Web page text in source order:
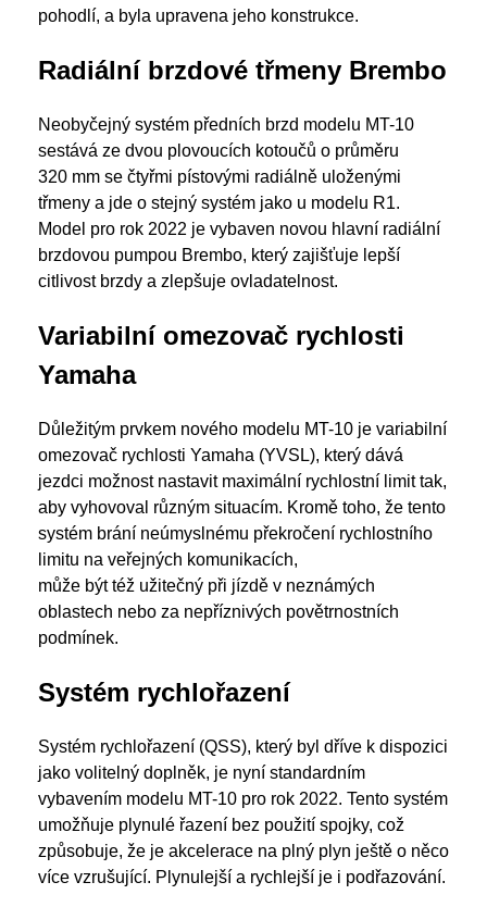
pohodlí, a byla upravena jeho konstrukce.
Radiální brzdové třmeny Brembo
Neobyčejný systém předních brzd modelu MT-10
sestává ze dvou plovoucích kotoučů o průměru
320 mm se čtyřmi pístovými radiálně uloženými
třmeny a jde o stejný systém jako u modelu R1.
Model pro rok 2022 je vybaven novou hlavní radiální
brzdovou pumpou Brembo, který zajišťuje lepší
citlivost brzdy a zlepšuje ovladatelnost.
Variabilní omezovač rychlosti
Yamaha
Důležitým prvkem nového modelu MT-10 je variabilní
omezovač rychlosti Yamaha (YVSL), který dává
jezdci možnost nastavit maximální rychlostní limit tak,
aby vyhovoval různým situacím. Kromě toho, že tento
systém brání neúmyslnému překročení rychlostního
limitu na veřejných komunikacích,
může být též užitečný při jízdě v neznámých
oblastech nebo za nepříznivých povětrnostních
podmínek.
Systém rychlořazení
Systém rychlořazení (QSS), který byl dříve k dispozici
jako volitelný doplněk, je nyní standardním
vybavením modelu MT-10 pro rok 2022. Tento systém
umožňuje plynulé řazení bez použití spojky, což
způsobuje, že je akcelerace na plný plyn ještě o něco
více vzrušující. Plynulejší a rychlejší je i podřazování.